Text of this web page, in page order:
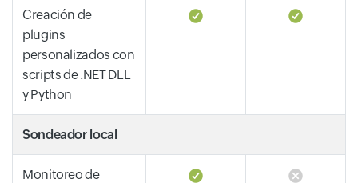
Creación de
plugins
personalizados con
scripts de .NET DLL
y Python
Sondeador local
Monitoreo de